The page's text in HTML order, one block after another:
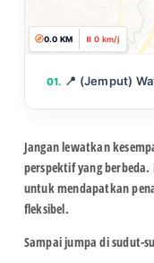
0.2 KM ⏸️ 0 km/j
01. 📍 (Jemput)
Jangan lewatkan
perspektif yang
untuk mendapatkan
fleksibel.
Sampai jumpa di sudut-